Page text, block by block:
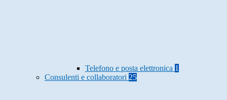
Telefono e posta elettronica 1
Consulenti e collaboratori 25